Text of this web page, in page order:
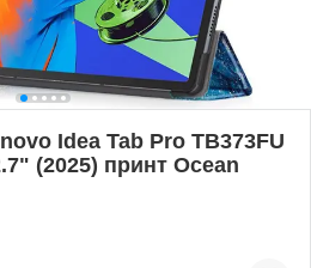
Idea Tab Pro TB373FU
(2025) принт Ocean